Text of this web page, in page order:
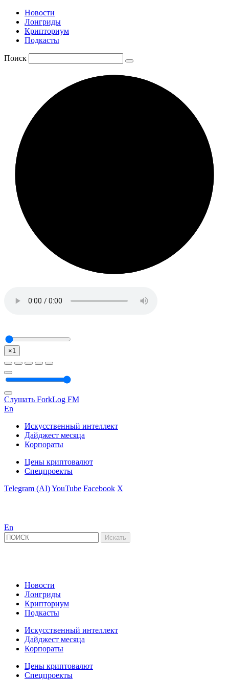
Новости
Лонгриды
Крипториум
Подкасты
Поиск
×1
Слушать ForkLog FM
En
Искусственный интеллект
Дайджест месяца
Корпораты
Цены криптовалют
Спецпроекты
Telegram (AI)YouTube Facebook X
En
Новости
Лонгриды
Крипториум
Подкасты
Искусственный интеллект
Дайджест месяца
Корпораты
Цены криптовалют
Спецпроекты